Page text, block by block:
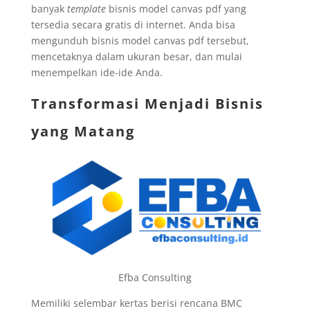
banyak templatebisnis model canvas pdf yang
tersedia secara gratis di internet. Anda bisa
mengunduh bisnis model canvas pdf tersebut,
mencetaknya dalam ukuran besar, dan mulai
menempelkan ide-ide Anda.
Transformasi Menjadi Bisnis
yang Matang
Efba Consulting
Memiliki selembar kertas berisi rencana BMC